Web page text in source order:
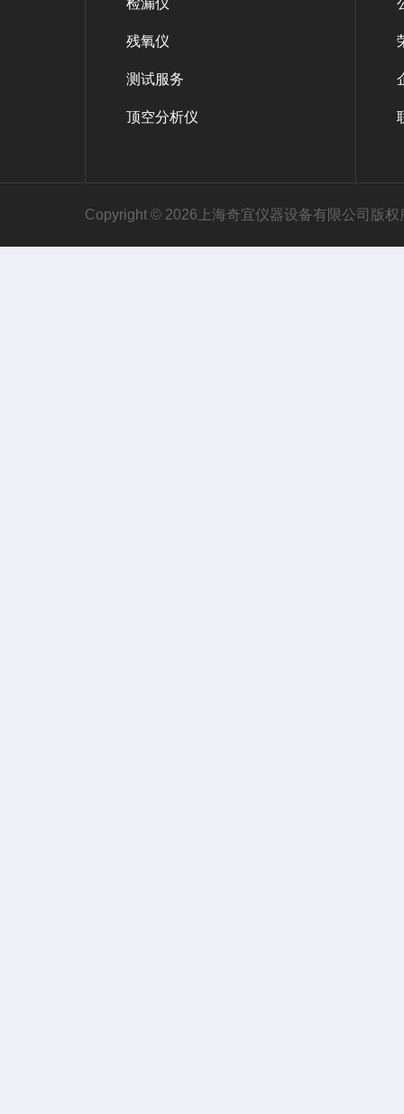
检漏仪
残氧仪
测试服务
顶空分析仪
Copyright © 2026上海奇宜仪器设备有限公司版